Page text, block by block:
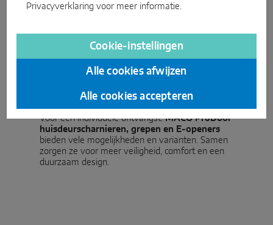
MACO ProDoor
Voor een individuele ontvangst:MACO ProDoor
huisdeurscharnieren, grepen en E-openers
bieden vele mogelijkheden en varianten. Samen
zorgen ze voor meer veiligheid, comfort en een
duurzaam design.
Privacyverklaring voor meer informatie.
Cookie-instellingen
Alle cookies afwijzen
Alle cookies accepteren